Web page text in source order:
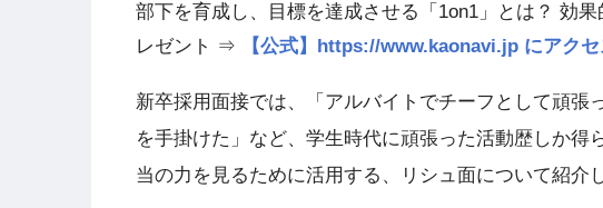
部下を育成し、目標を達成させる「1on1」とは？ 効
レゼント ⇒
【公式】https://www.kaonavi.jp にアク
新卒採用面接では、「アルバイトでチーフとして頑張
を手掛けた」など、学生時代に頑張った活動歴しか
当の力を見るために活用する、リシュ面について紹介